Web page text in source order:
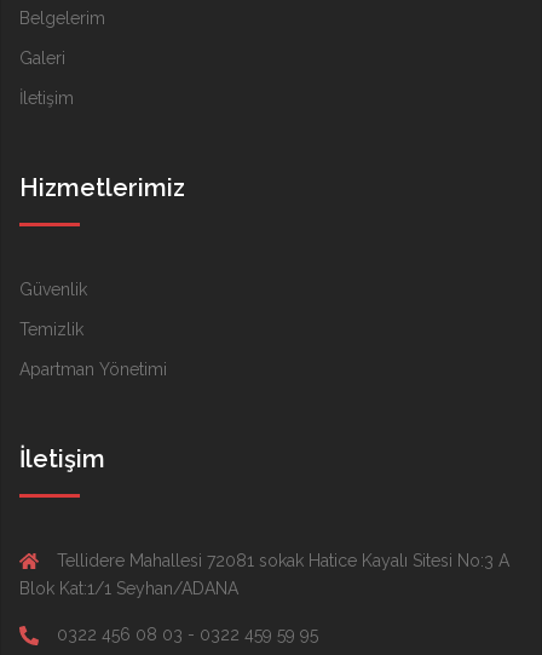
Belgelerim
Galeri
İletişim
Hizmetlerimiz
Güvenlik
Temizlik
Apartman Yönetimi
İletişim
Tellidere Mahallesi 72081 sokak Hatice Kayalı Sitesi No:3 A
Blok Kat:1/1 Seyhan/ADANA
0322 456 08 03 - 0322 459 59 95